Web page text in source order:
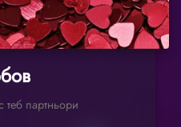
теб партньори